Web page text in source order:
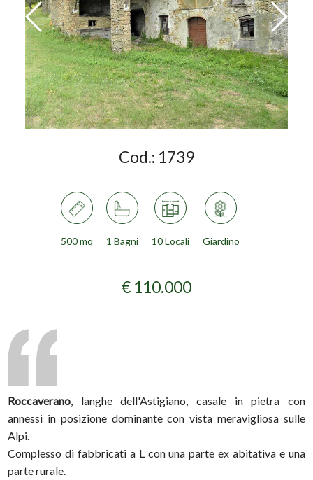
Cod.: 1739
500 mq 1 Bagni 10 Locali Giardino
€ 110.000
Roccaverano, langhe dell'Astigiano, casale in pietra con
annessi in posizione dominante con vista meravigliosa sulle
Alpi.
Complesso di fabbricati a L con una parte ex abitativa e una
parte rurale.